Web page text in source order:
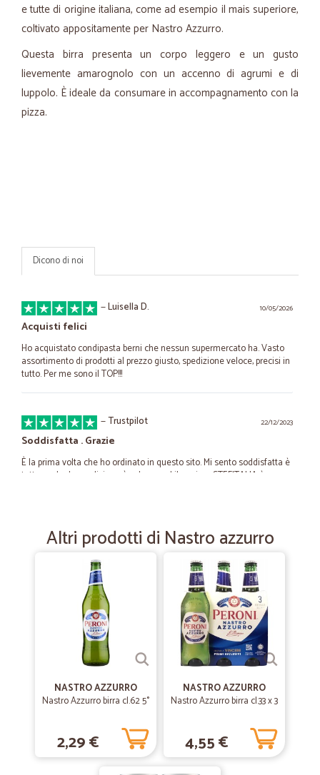
e tutte di origine italiana, come ad esempio il mais superiore,
coltivato appositamente per Nastro Azzurro.
Questa birra presenta un corpo leggero e un gusto
lievemente amarognolo con un accenno di agrumi e di
luppolo. È ideale da consumare in accompagnamento con la
pizza.
Dicono di noi
10/05/2026
—Luisella D.
Acquisti felici
Ho acquistato condipasta berni che nessun supermercato ha. Vasto
assortimento di prodotti al prezzo giusto, spedizione veloce, precisi in
tutto. Per me sono il TOP!!!
22/12/2023
—Trustpilot
Soddisfatta . Grazie
È la prima volta che ho ordinato in questo sito. Mi sento soddisfatta è
tutto anche la spedizione è veloce and il corriere STEFITALIA è
— Daniele M.
Ottimo e preciso nella consegna
Ottimo e preciso nella consegna
12/10/2020
—Giampaolo S.
Completi e rapidi nella consegna
Consigliato.
22/11/2019
Antonio mario E.
Siete formidabili
Altri prodotti di Nastro azzurro
NASTRO AZZURRO
Nastro Azzurro birra cl.62 5°
2,29 €
NASTRO AZZURRO
Nastro Azzurro birra cl.33 x 3
4,55 €